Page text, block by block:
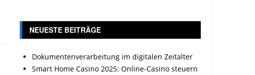
NEUESTE BEITRÄGE
Dokumentenverarbeitung im digitalen Zeitalter
Smart Home Casino 2025: Online-Casino steuern